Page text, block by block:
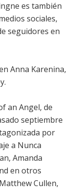
es también
sociales,
seguidores en
Anna Karenina,
an Angel, de
septiembre
por
a Nunca
Amanda
en otros
Cullen,